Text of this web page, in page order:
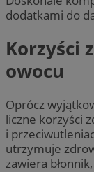
dodatkami do
Korzyści
owocu
Oprócz
liczne korzyści
i
utrzymuje
zawiera